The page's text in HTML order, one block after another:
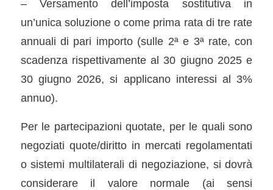
– Versamento dell’imposta sostitutiva in
un’unica soluzione o come prima rata di tre rate
annuali di pari importo (sulle 2ª e 3ª rate, con
scadenza rispettivamente al 30 giugno 2025 e
30 giugno 2026, si applicano interessi al 3%
annuo).
Per le partecipazioni quotate, per le quali sono
negoziati quote/diritto in mercati regolamentati
o sistemi multilaterali di negoziazione, si dovrà
considerare il valore normale (ai sensi